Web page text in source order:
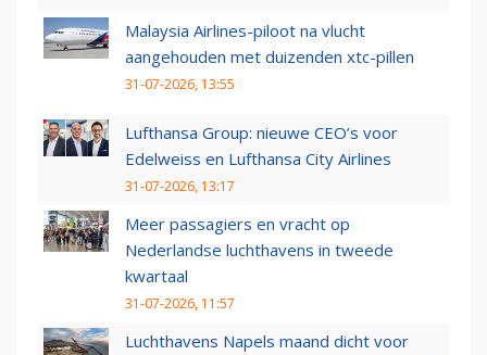
Malaysia Airlines-piloot na vlucht
aangehouden met duizenden xtc-pillen
31-07-2026, 13:55
Lufthansa Group: nieuwe CEO’s voor
Edelweiss en Lufthansa City Airlines
31-07-2026, 13:17
Meer passagiers en vracht op
Nederlandse luchthavens in tweede
kwartaal
31-07-2026, 11:57
Luchthavens Napels maand dicht voor